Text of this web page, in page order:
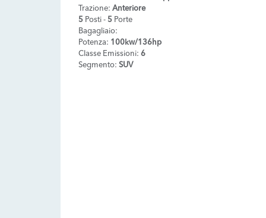
Trazione: Anteriore
5 Posti - 5 Porte
Bagagliaio:
Potenza: 100kw/136hp
Classe Emissioni: 6
Segmento: SUV